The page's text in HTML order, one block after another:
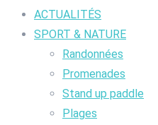
ACTUALITÉS
SPORT & NATURE
Randonnées
Promenades
Stand up paddle
Plages